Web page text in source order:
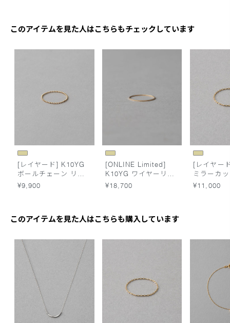
このアイテムを見た人はこちらもチェックしています
[レイヤード] K10YG
ボールチェーン リン
グ
¥9,900
[ONLINE Limited]
K10YG ワイヤーリン
グ
¥18,700
[レイヤー
ミラーカ
リング
¥11,000
このアイテムを見た人はこちらも購入しています